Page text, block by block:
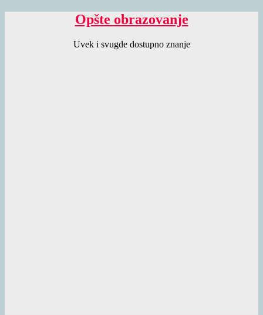
Opšte obrazovanje
Uvek i svugde dostupno znanje